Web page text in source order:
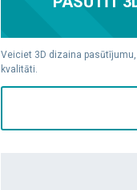
Veiciet 3D dizaina
kvalitāti.